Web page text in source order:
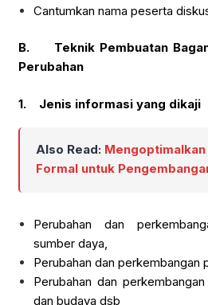
Cantumkan nama peserta
B. Teknik Pembuatan
Perubahan
1. Jenis informasi yang dikaji
Also Read:
Formal untuk
Perubahan dan
sumber daya,
Perubahan dan perkembangan
Perubahan dan
dan budaya dsb